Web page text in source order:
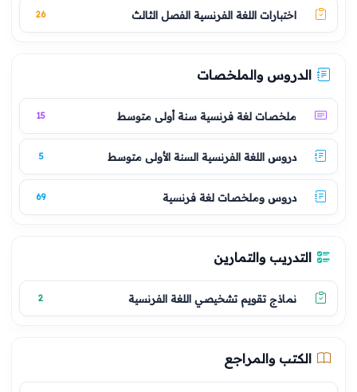
اختبارات اللغة الفرنسية الفصل الثالث 26
الدروس والملخصات
ملخصات لغة فرنسية سنة أولى متوسط 15
دروس اللغة الفرنسية السنة الأولى متوسط 5
دروس وملخصات لغة فرنسية 69
التدريب والتمارين
نماذج تقويم تشخيصي اللغة الفرنسية 2
الكتب والمراجع